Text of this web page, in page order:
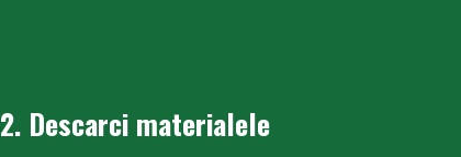
2. Descarci materialele